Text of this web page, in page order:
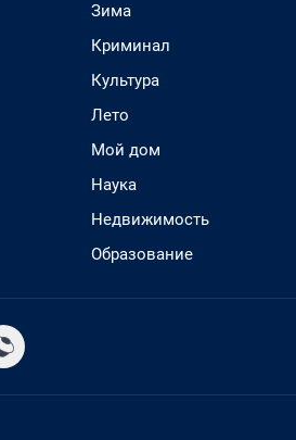
Зима
Криминал
Культура
Лето
Мой дом
Наука
Недвижимость
Образование